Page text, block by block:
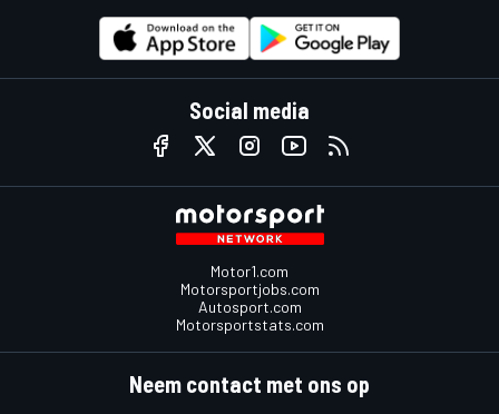
Social media
Motor1.com
Motorsportjobs.com
Autosport.com
Motorsportstats.com
Neem contact met ons op